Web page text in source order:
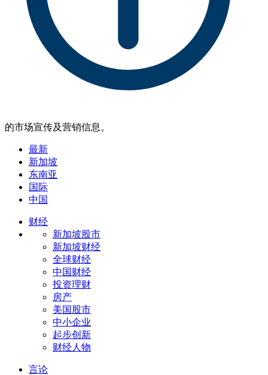
的市场宣传及营销信息。
最新
新加坡
东南亚
国际
中国
财经
新加坡股市
新加坡财经
全球财经
中国财经
投资理财
房产
美国股市
中小企业
起步创新
财经人物
言论